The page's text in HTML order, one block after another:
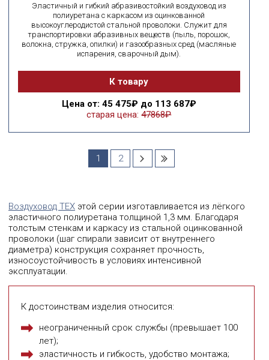
Эластичный и гибкий абразивостойкий воздуховод из
полиуретана с каркасом из оцинкованной
высокоуглеродистой стальной проволоки. Служит для
транспортировки абразивных веществ (пыль, порошок,
волокна, стружка, опилки) и газообразных сред (масляные
испарения, сварочный дым).
К товару
Ценаот: 45 475₽ до 113 687₽
старая цена: 47868₽
1 2
Воздуховод TEX этой серии изготавливается из лёгкого
эластичного полиуретана толщиной 1,3 мм. Благодаря
толстым стенкам и каркасу из стальной оцинкованной
проволоки (шаг спирали зависит от внутреннего
диаметра) конструкция сохраняет прочность,
износоустойчивость в условиях интенсивной
эксплуатации.
К достоинствам изделия относится:
неограниченный срок службы (превышает 100
лет);
эластичность и гибкость, удобство монтажа;